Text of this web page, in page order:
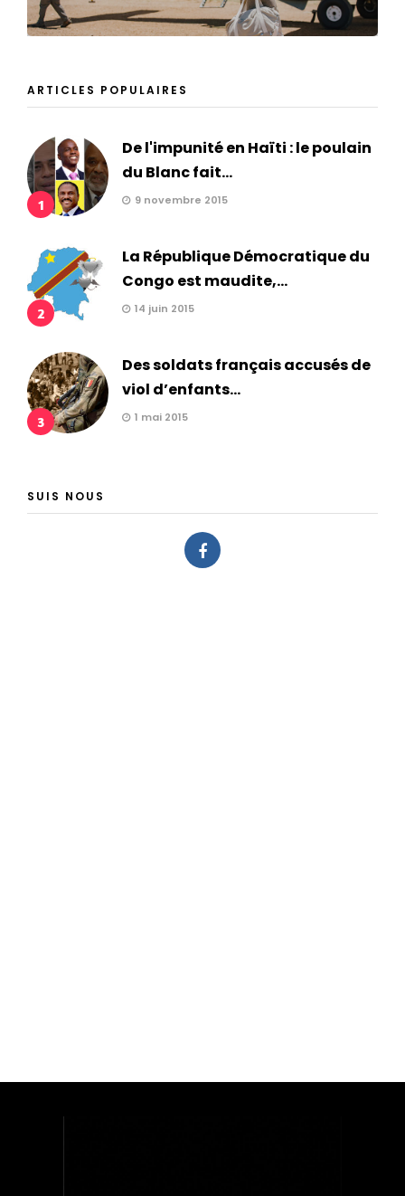
ARTICLES POPULAIRES
1
De l'impunité en Haïti : le poulain
du Blanc fait...
9 novembre 2015
2
La République Démocratique du
Congo est maudite,...
14 juin 2015
3
Des soldats français accusés de
viol d’enfants...
1 mai 2015
SUIS NOUS